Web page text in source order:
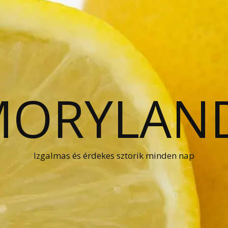
Izgalmas és érdekes sztorik minden nap